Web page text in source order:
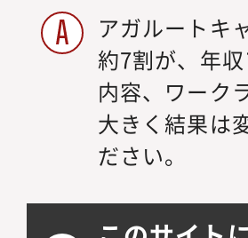
アガルートキ
約7割が、年
内容、ワーク
大きく結果は
ださい。